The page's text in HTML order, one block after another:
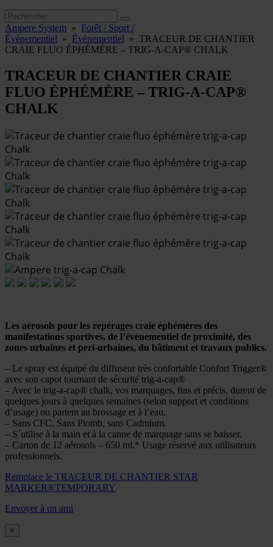
Ampere System » Forêt / Sport /
Évènementiel » Évènementiel » TRACEUR DE CHANTIER
CRAIE FLUO ÉPHÉMÈRE – TRIG-A-CAP® CHALK
TRACEUR DE CHANTIER CRAIE
FLUO ÉPHÉMÈRE – TRIG-A-CAP®
CHALK
Les aérosols pour les repérages craie éphémères des
manifestations sportives, de l’évènementiel de proximité, des
zones urbaines et peri-urbaines, du bâtiment et travaux publics.
– Le spray est équipé du diffuseur très confortable Confort Trigger®
avec son capot tournant de sécurité trig-a-cap®
– Avec le trig-a-cap® chalk, vos marquages, fins et précis, durent de
quelques jours à quelques semaines (selon support et conditions
d’usage) ou partent au brossage et à l’eau.
– Sans CFC, Sans Plomb, sans Cadmium.
– S´utilise à la main et à la canne de marquage sans se baisser.
– Carton de 12 aérosols – 650 ml.* Usage réservé aux utilisateurs
professionnels.
Remplace le TRACEUR DE CHANTIER STAR
MARKER®TEMPORARY
Envoyer à un ami
×